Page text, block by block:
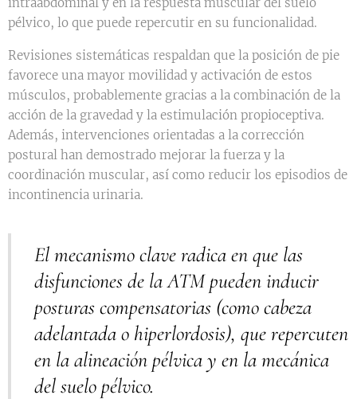
pélvico, lo que puede repercutir en su funcionalidad.
Revisiones sistemáticas respaldan que la posición de pie
favorece una mayor movilidad y activación de estos
músculos, probablemente gracias a la combinación de la
acción de la gravedad y la estimulación propioceptiva.
Además, intervenciones orientadas a la corrección
postural han demostrado mejorar la fuerza y la
coordinación muscular, así como reducir los episodios de
incontinencia urinaria.
El mecanismo clave radica en que las
disfunciones de la ATM pueden inducir
posturas compensatorias (como cabeza
adelantada o hiperlordosis), que repercuten
en la alineación pélvica y en la mecánica
del suelo pélvico.